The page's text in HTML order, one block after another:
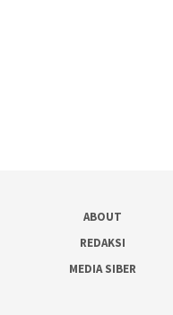
ABOUT
REDAKSI
MEDIA SIBER